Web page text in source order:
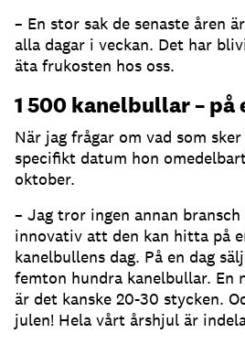
– En stor sak de senaste åren
alla dagar i veckan. Det har
äta frukosten hos oss.
1 500 kanelbullar – på
När jag frågar om vad som
specifikt datum hon
oktober.
– Jag tror ingen annan
innovativ att den kan hitta på
kanelbullens dag. På en dag
femton hundra kanelbullar. En
är det kanske 20-30 stycken.
julen! Hela vårt årshjul är